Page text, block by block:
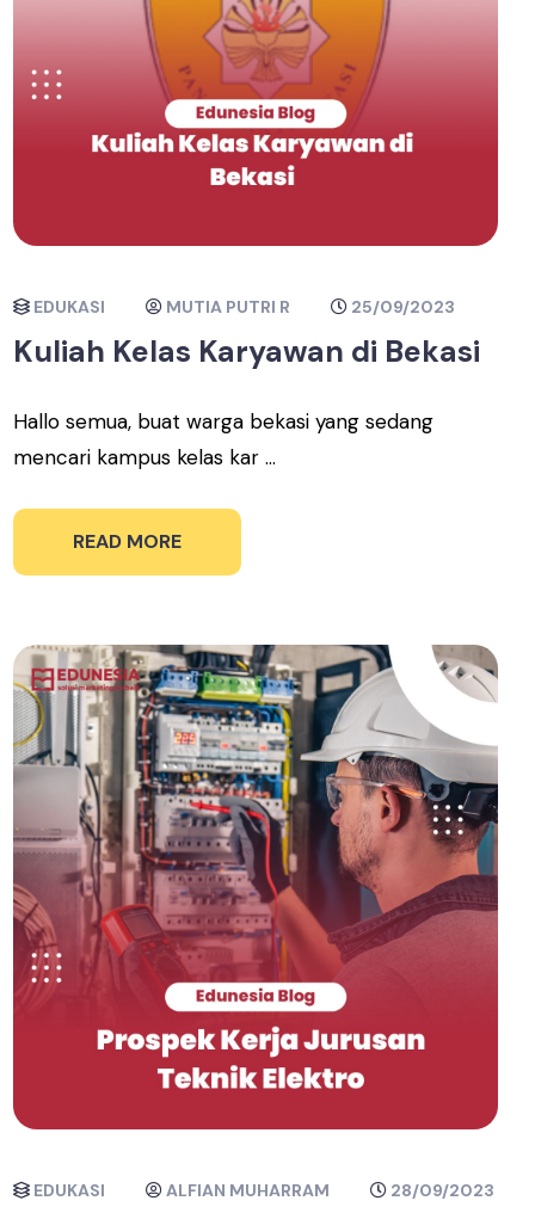
EDUKASI MUTIA PUTRI R 25/09/2023
Kuliah Kelas Karyawan di Bekasi
Hallo semua, buat warga bekasi yang sedang
mencari kampus kelas kar ...
READ MORE
EDUKASI ALFIAN MUHARRAM 28/09/2023